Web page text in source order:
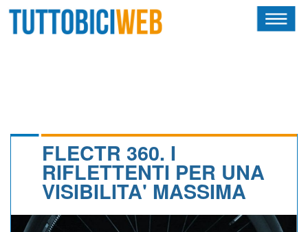
CALENDARIO
FLECTR 360. I
RIFLETTENTI PER UNA
VISIBILITA' MASSIMA